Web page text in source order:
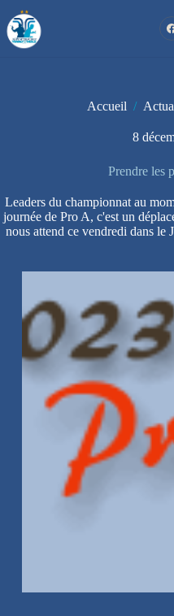
au
contenu
Accueil /
8
Prendre les
Leaders du championnat au
journée de Pro A, c'est un
nous attend ce vendredi dans le